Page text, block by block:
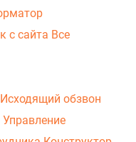
с сайта Все
Исходящий обзвон
Управление